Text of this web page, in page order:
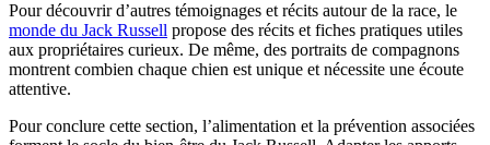
Pour découvrir d’autres témoignages et récits autour de la race, le
monde du Jack Russell propose des récits et fiches pratiques utiles
aux propriétaires curieux. De même, des portraits de compagnons
montrent combien chaque chien est unique et nécessite une écoute
attentive.
Pour conclure cette section, l’alimentation et la prévention associées